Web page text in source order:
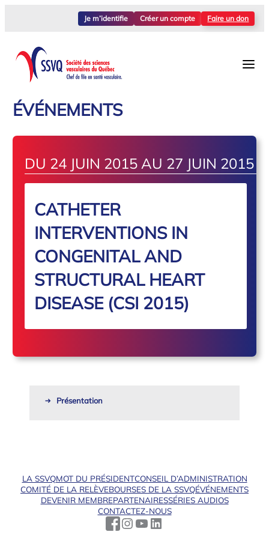
Je m’identifie Créer un compte Faire un don
ÉVÉNEMENTS
DU 24 JUIN 2015 AU 27 JUIN 2015
CATHETER
INTERVENTIONS IN
CONGENITAL AND
STRUCTURAL HEART
DISEASE (CSI 2015)
Présentation
LA SSVQMOT DU PRÉSIDENTCONSEIL D’ADMINISTRATION
COMITÉ DE LA RELÈVEBOURSES DE LA SSVQÉVÉNEMENTS
DEVENIR MEMBREPARTENAIRESSÉRIES AUDIOS
CONTACTEZ-NOUS